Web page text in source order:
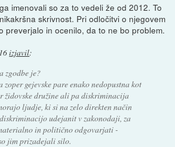
imenovali so za to vedeli že od 2012. To
skrivnost. Pri odločitvi o njegovem
preverjalo in ocenilo, da to ne bo problem.
izjavil:
zgodbe je?
gejevske pare enako nedopustna kot
židovske družine ali pa diskriminacija
ljudje, ki si na zelo direkten način
udejanit v zakonodaji, za
in politično odgovarjati -
jim prizadejali silo.